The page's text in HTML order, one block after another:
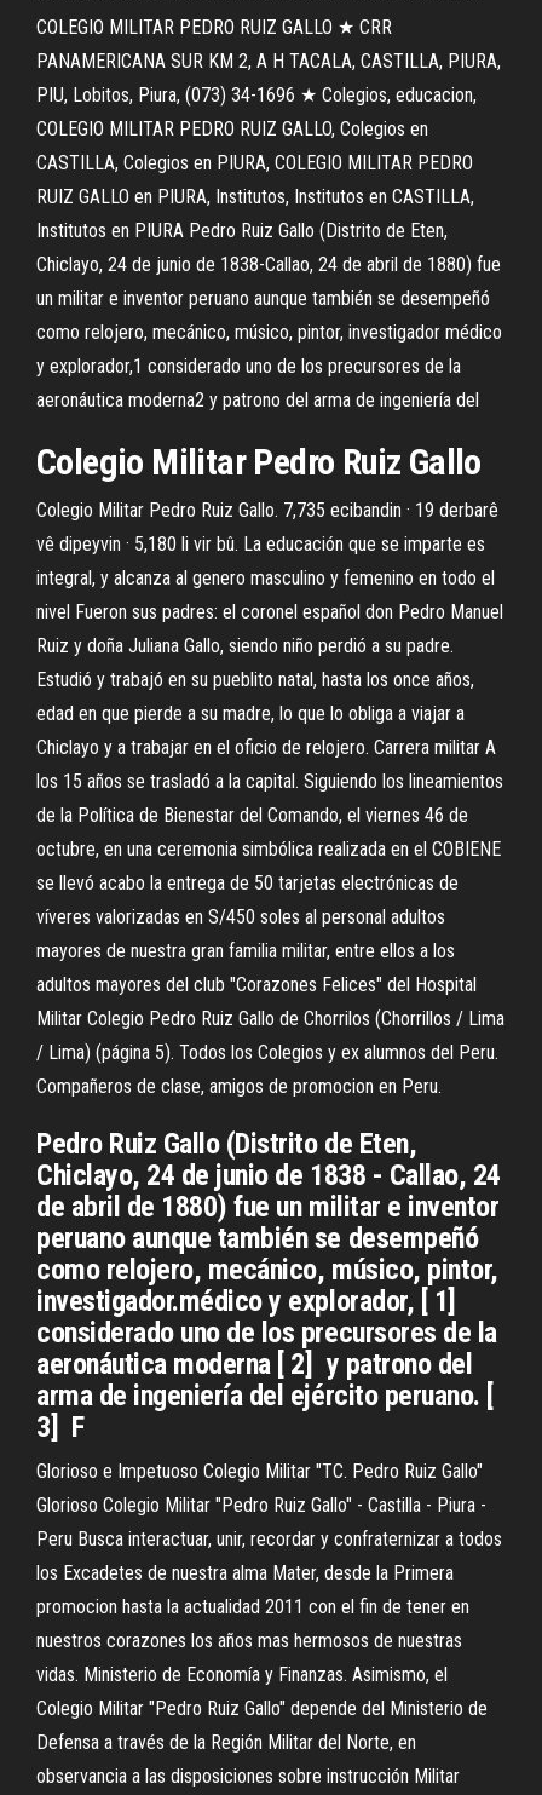
COLEGIO MILITAR PEDRO RUIZ GALLO ★ CRR
PANAMERICANA SUR KM 2, A H TACALA, CASTILLA, PIURA,
PIU, Lobitos, Piura, (073) 34-1696 ★ Colegios, educacion,
COLEGIO MILITAR PEDRO RUIZ GALLO, Colegios en
CASTILLA, Colegios en PIURA, COLEGIO MILITAR PEDRO
RUIZ GALLO en PIURA, Institutos, Institutos en CASTILLA,
Institutos en PIURA Pedro Ruiz Gallo (Distrito de Eten,
Chiclayo, 24 de junio de 1838-Callao, 24 de abril de 1880) fue
un militar e inventor peruano aunque también se desempeñó
como relojero, mecánico, músico, pintor, investigador médico
y explorador,1 considerado uno de los precursores de la
aeronáutica moderna2 y patrono del arma de ingeniería del
Colegio Militar Pedro Ruiz Gallo
Colegio Militar Pedro Ruiz Gallo. 7,735 ecibandin · 19 derbarê
vê dipeyvin · 5,180 li vir bû. La educación que se imparte es
integral, y alcanza al genero masculino y femenino en todo el
nivel Fueron sus padres: el coronel español don Pedro Manuel
Ruiz y doña Juliana Gallo, siendo niño perdió a su padre.
Estudió y trabajó en su pueblito natal, hasta los once años,
edad en que pierde a su madre, lo que lo obliga a viajar a
Chiclayo y a trabajar en el oficio de relojero. Carrera militar A
los 15 años se trasladó a la capital. Siguiendo los lineamientos
de la Política de Bienestar del Comando, el viernes 46 de
octubre, en una ceremonia simbólica realizada en el COBIENE
se llevó acabo la entrega de 50 tarjetas electrónicas de
víveres valorizadas en S/450 soles al personal adultos
mayores de nuestra gran familia militar, entre ellos a los
adultos mayores del club "Corazones Felices" del Hospital
Militar Colegio Pedro Ruiz Gallo de Chorrilos (Chorrillos / Lima
/ Lima) (página 5). Todos los Colegios y ex alumnos del Peru.
Compañeros de clase, amigos de promocion en Peru.
Pedro Ruiz Gallo (Distrito de Eten,
Chiclayo, 24 de junio de 1838 - Callao, 24
de abril de 1880) fue un militar e inventor
peruano aunque también se desempeñó
como relojero, mecánico, músico, pintor,
investigador.médico y explorador, [ 1] ​
considerado uno de los precursores de la
aeronáutica moderna [ 2] ​ y patrono del
arma de ingeniería del ejército peruano. [
3] ​ F
Glorioso e Impetuoso Colegio Militar "TC. Pedro Ruiz Gallo"
Glorioso Colegio Militar "Pedro Ruiz Gallo" - Castilla - Piura -
Peru Busca interactuar, unir, recordar y confraternizar a todos
los Excadetes de nuestra alma Mater, desde la Primera
promocion hasta la actualidad 2011 con el fin de tener en
nuestros corazones los años mas hermosos de nuestras
vidas. Ministerio de Economía y Finanzas. Asimismo, el
Colegio Militar "Pedro Ruiz Gallo" depende del Ministerio de
Defensa a través de la Región Militar del Norte, en
observancia a las disposiciones sobre instrucción Militar